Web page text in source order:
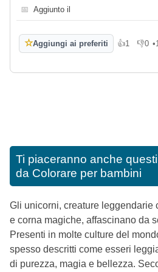
📅 Aggiunto il
☆Aggiungi ai preferiti 👍1
Mi piace
👎0
Non•
Ti piaceranno anche questi
da Colorare per bambini
Gli unicorni, creature leggendarie
e corna magiche, affascinano da
Presenti in molte culture del
spesso descritti come esseri
di purezza, magia e bellezza.